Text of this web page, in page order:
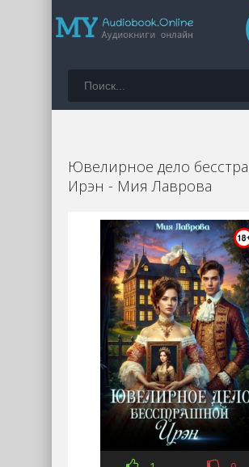
Ювелирное дело
Ирэн - Мия Лаврова